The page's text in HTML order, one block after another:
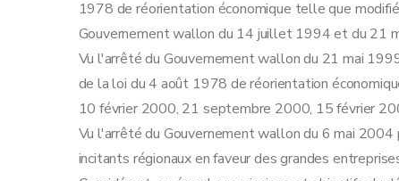
Art. 17
Art.17bis
Art.17ter
Art. 18
Art. 19
Section 2 La prime à l'emploi
Art. 20
1978 de réorientation économique telle que
Gouvernement wallon du 14 juillet 1994 et du 21
Vu l'arrêté du Gouvernement wallon du 21 mai
de la loi du 4 août 1978 de réorientation
10 février 2000, 21 septembre 2000, 15 février
Vu l'arrêté du Gouvernement wallon du 6 mai
incitants régionaux en faveur des grandes